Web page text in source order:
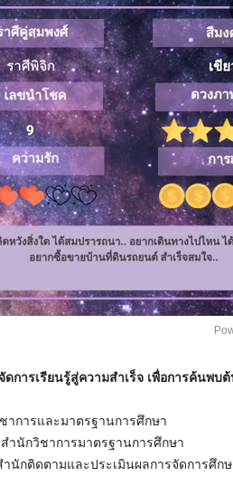
การเรียนรู้สู่ความสำเร็จ เพื่อการค้นพบ
าการและมาตรฐานการศึกษา
ำนักวิชาการมาตรฐานการศึกษา
ำนักติดตามและประเมินผลการจัดการศึ